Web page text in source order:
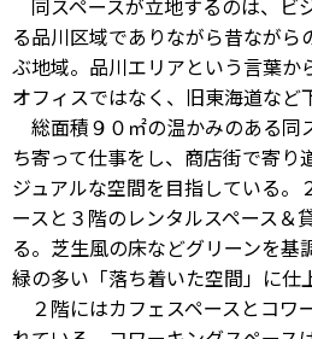
同スペースが立地するのは、ビ
る品川区域でありながら昔ながら
ぶ地域。品川エリアという言葉か
オフィスではなく、旧東海道など
総面積９０㎡の温かみのある同
ち寄って仕事をし、商店街で寄り
ジュアルな空間を目指している。
ースと３階のレンタルスペース＆
る。芝生風の床などグリーンを基
緑の多い「落ち着いた空間」に仕
２階にはカフェスペースとコワ